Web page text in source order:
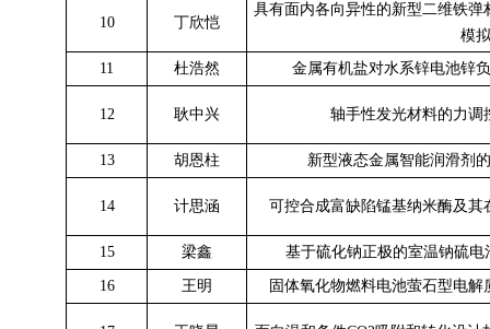
10 丁欣恺
具有面内各向异性的新型二维铁
模拟
11
杜浩然 金属有机盐对水系锌电池锌
12 耿中兴 轴手性发光材料的力调
13 胡恩柱 新型液态金属智能润滑剂
14 计思涵 可控合成富缺陷锰基纳米酶及
15 梁鑫 基于硫化钠正极的室温钠硫电
16 王明 固体氧化物燃料电池萤石型电